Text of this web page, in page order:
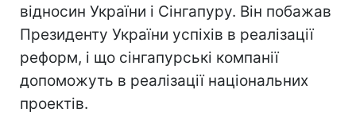
відносин України і Сінгапуру. Він побажав
Президенту України успіхів в реалізації
реформ, і що сінгапурські компанії
допоможуть в реалізації національних
проектів.